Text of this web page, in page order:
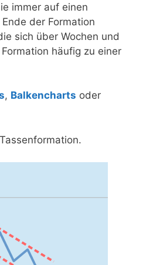
immer auf einen
der Formation
sich über Wochen und
häufig zu einer
, Balkencharts oder